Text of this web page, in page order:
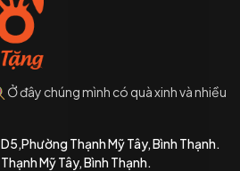
đây chúng mình có quà xinh và nhiều
Thạnh Mỹ Tây, Bình Thạnh.
Mỹ Tây, Bình Thạnh.